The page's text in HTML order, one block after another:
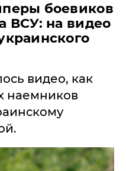
боевиков
ВСУ: на видео
видео, как
наемников